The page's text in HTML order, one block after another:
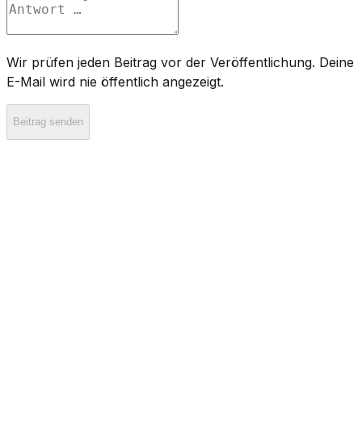
Wir prüfen jeden Beitrag vor der Veröffentlichung. Deine
E-Mail wird nie öffentlich angezeigt.
Beitrag senden